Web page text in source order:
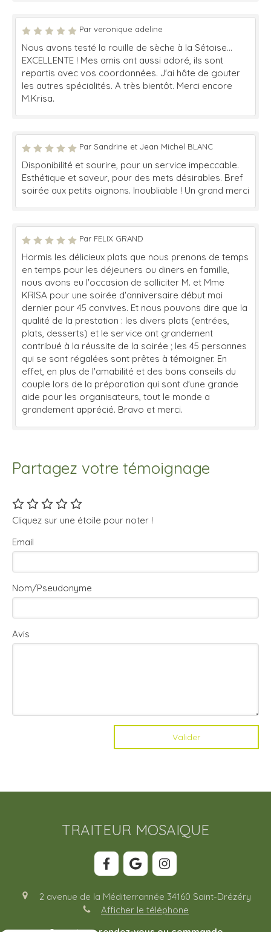
Par veronique adeline
Nous avons testé la rouille de sèche à la Sétoise...
EXCELLENTE ! Mes amis ont aussi adoré, ils sont
repartis avec vos coordonnées. J'ai hâte de gouter
les autres spécialités. A très bientôt. Merci encore
M.Krisa.
Par Sandrine et Jean Michel BLANC
Disponibilité et sourire, pour un service impeccable.
Esthétique et saveur, pour des mets désirables. Bref
soirée aux petits oignons. Inoubliable ! Un grand merci
Par FELIX GRAND
Hormis les délicieux plats que nous prenons de temps
en temps pour les déjeuners ou diners en famille,
nous avons eu l'occasion de solliciter M. et Mme
KRISA pour une soirée d'anniversaire début mai
dernier pour 45 convives. Et nous pouvons dire que la
qualité de la prestation : les divers plats (entrées,
plats, desserts) et le service ont grandement
contribué à la réussite de la soirée ; les 45 personnes
qui se sont régalées sont prêtes à témoigner. En
effet, en plus de l'amabilité et des bons conseils du
couple lors de la préparation qui sont d'une grande
aide pour les organisateurs, tout le monde a
grandement apprécié. Bravo et merci.
Partagez votre témoignage
Cliquez sur une étoile pour noter !
Email
Nom/Pseudonyme
Avis
Valider
TRAITEUR MOSAIQUE
2 avenue de la Méditerrannée 34160 Saint-Drézéry
Afficher le téléphone